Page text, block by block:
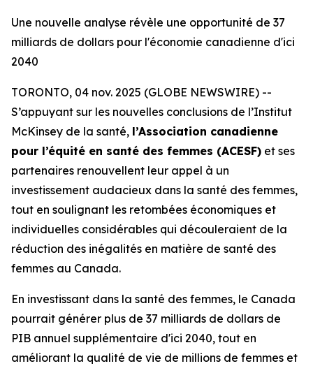
Une nouvelle analyse révèle une opportunité de 37
milliards de dollars pour l'économie canadienne d'ici
2040
TORONTO, 04 nov. 2025 (GLOBE NEWSWIRE) --
S’appuyant sur les nouvelles conclusions de l’Institut
McKinsey de la santé, l’Association canadienne
pour l’équité en santé des femmes (ACESF) et ses
partenaires renouvellent leur appel à un
investissement audacieux dans la santé des femmes,
tout en soulignant les retombées économiques et
individuelles considérables qui découleraient de la
réduction des inégalités en matière de santé des
femmes au Canada.
En investissant dans la santé des femmes, le Canada
pourrait générer plus de 37 milliards de dollars de
PIB annuel supplémentaire d'ici 2040, tout en
améliorant la qualité de vie de millions de femmes et